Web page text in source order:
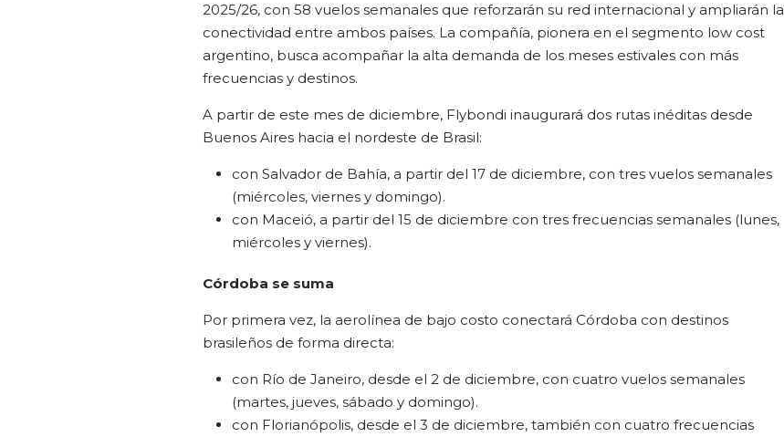
2025/26, con 58 vuelos semanales que reforzarán su red internacional y ampliarán la
conectividad entre ambos países. La compañía, pionera en el segmento low cost
argentino, busca acompañar la alta demanda de los meses estivales con más
frecuencias y destinos.
A partir de este mes de diciembre, Flybondi inaugurará dos rutas inéditas desde
Buenos Aires hacia el nordeste de Brasil:
con Salvador de Bahía, a partir del 17 de diciembre, con tres vuelos semanales
(miércoles, viernes y domingo).
con Maceió, a partir del 15 de diciembre con tres frecuencias semanales (lunes,
miércoles y viernes).
Córdoba se suma
Por primera vez, la aerolínea de bajo costo conectará Córdoba con destinos
brasileños de forma directa:
con Río de Janeiro, desde el 2 de diciembre, con cuatro vuelos semanales
(martes, jueves, sábado y domingo).
con Florianópolis, desde el 3 de diciembre, también con cuatro frecuencias